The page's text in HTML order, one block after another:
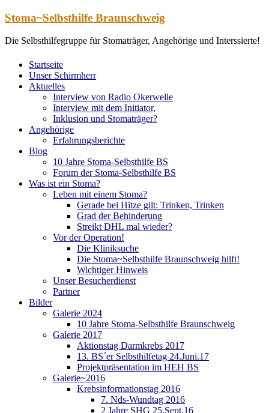
Zum
springen
Stoma~Selbsthilfe Braunschweig
Die Selbsthilfegruppe für Stomaträger, Angehörige und Interssierte!
Startseite
Unser Schirmherr
Aktuelles
Interview von Radio Okerwelle
Interview mit dem Initiator,
Inklusion und Stomaträger?
Angehörige
Erfahrungsberichte
Blog
10 Jahre Stoma-Selbsthilfe BS
Forum der Stoma-Selbsthilfe BS
Was ist ein Stoma?
Leben mit einem Stoma?
Gerade bei Hitze gilt: Trinken, Trinken
Grad der Behinderung
Streikt DHL mal wieder?
Vor der Operation!
Die Kliniksuche
Die Stoma~Selbsthilfe Braunschweig hilft!
Wichtiger Hinweis
Unser Besucherdienst
Partner
Bilder
Galerie 2024
10 Jahre Stoma-Selbsthilfe Braunschweig
Galerie 2017
Aktionstag Darmkrebs 2017
13. BS´er Selbsthilfetag 24.Juni.17
Projektpräsentation im HEH BS
Galerie~2016
Krebsinformationstag 2016
7. Nds-Wundtag 2016
2 Jahre SHG 25.Sept.16